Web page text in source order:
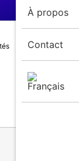
À propos
Contact
Médias